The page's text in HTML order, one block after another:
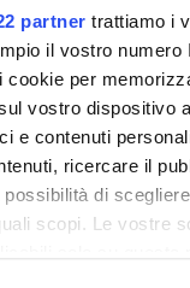
partner trattiamo i
il vostro numero
cookie per
vostro dispositivo
e contenuti
ricercare il
di
scopi. Le vostre
interessarti
-42%